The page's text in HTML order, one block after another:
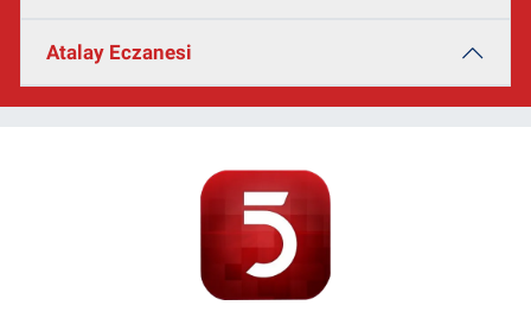
Atalay Eczanesi